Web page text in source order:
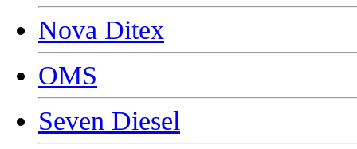
Nova Ditex
OMS
Seven Diesel